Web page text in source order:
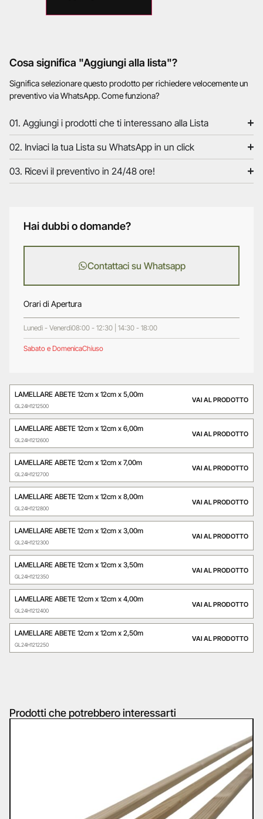
Cosa significa "Aggiungi alla lista"?
Significa selezionare questo prodotto per richiedere velocemente un
preventivo via WhatsApp. Come funziona?
01. Aggiungi i prodotti che ti interessano alla Lista
02. Inviaci la tua Lista su WhatsApp in un click
03. Ricevi il preventivo in 24/48 ore!
Hai dubbi o domande?
Contattaci su Whatsapp
Orari di Apertura
Lunedì - Venerdì08:00 - 12:30 | 14:30 - 18:00
Sabato e DomenicaChiuso
LAMELLARE ABETE 12cm x 12cm x 5,00m
GL24H1212500
VAI AL PRODOTTO
LAMELLARE ABETE 12cm x 12cm x 6,00m
GL24H1212600
VAI AL PRODOTTO
LAMELLARE ABETE 12cm x 12cm x 7,00m
GL24H1212700
VAI AL PRODOTTO
LAMELLARE ABETE 12cm x 12cm x 8,00m
GL24H1212800
VAI AL PRODOTTO
LAMELLARE ABETE 12cm x 12cm x 3,00m
GL24H1212300
VAI AL PRODOTTO
LAMELLARE ABETE 12cm x 12cm x 3,50m
GL24H1212350
VAI AL PRODOTTO
LAMELLARE ABETE 12cm x 12cm x 4,00m
GL24H1212400
VAI AL PRODOTTO
LAMELLARE ABETE 12cm x 12cm x 2,50m
GL24H1212250
VAI AL PRODOTTO
Prodotti che potrebbero interessarti